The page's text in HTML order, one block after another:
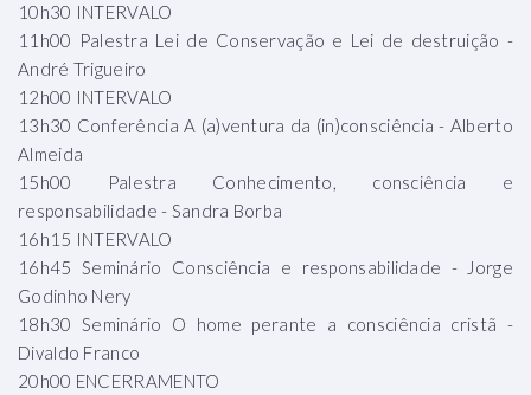
10h30 INTERVALO
11h00 Palestra Lei de Conservação e Lei de destruição -
André Trigueiro
12h00 INTERVALO
13h30 Conferência A (a)ventura da (in)consciência - Alberto
Almeida
15h00 Palestra Conhecimento, consciência e
responsabilidade - Sandra Borba
16h15 INTERVALO
16h45 Seminário Consciência e responsabilidade - Jorge
Godinho Nery
18h30 Seminário O home perante a consciência cristã -
Divaldo Franco
20h00 ENCERRAMENTO